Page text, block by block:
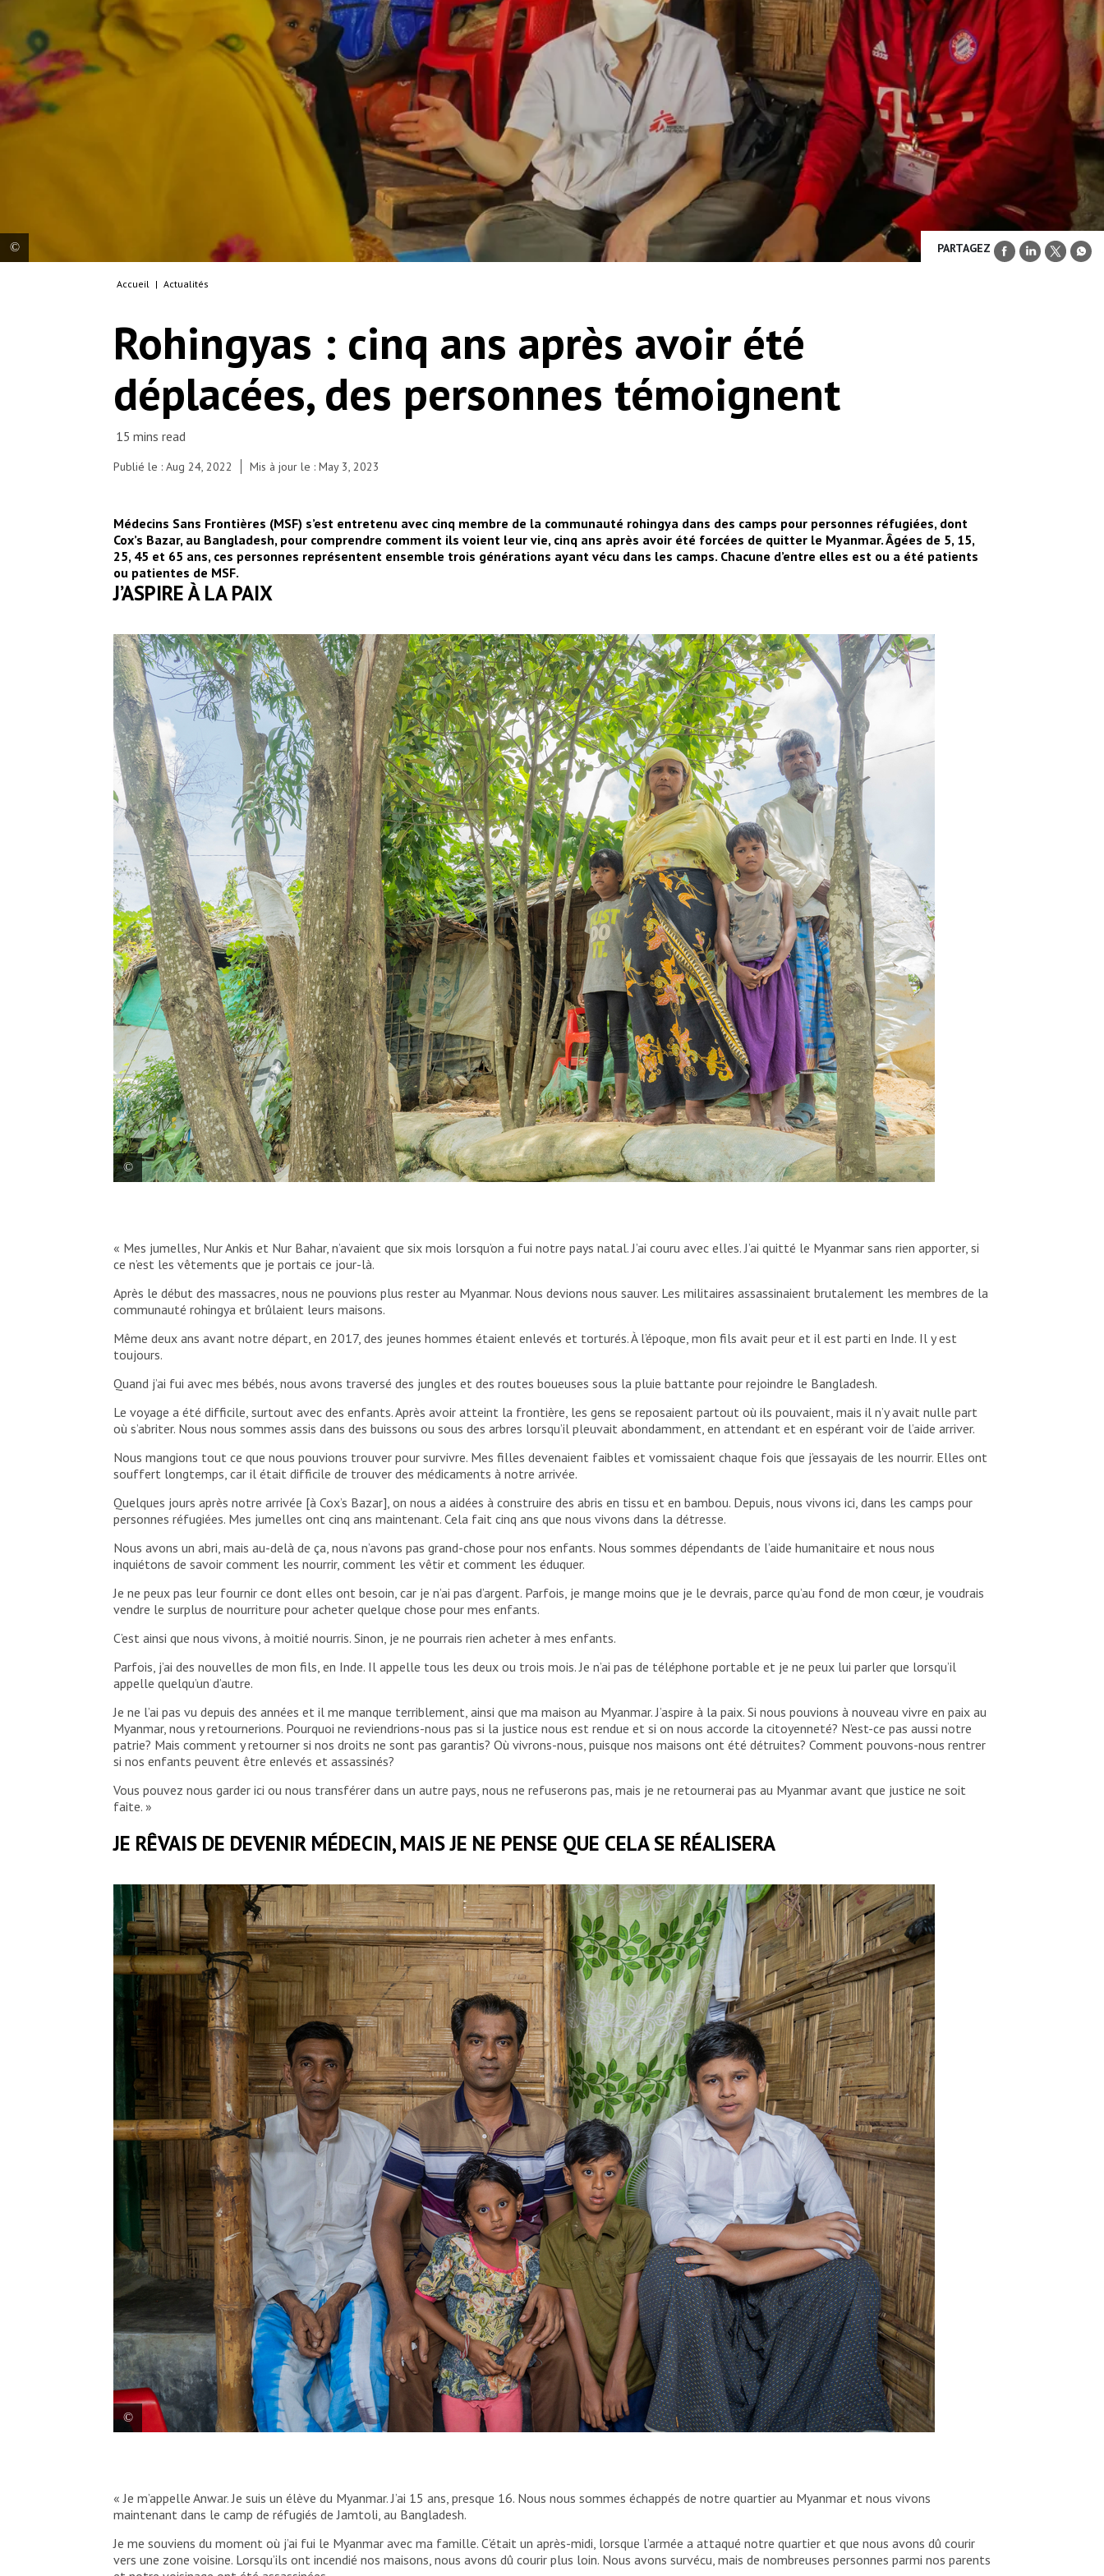
MSF Japan General Director Shinjiro Murata
interpreter following MSF’s health promotion
session for Rohingya women in the refugee camps
in Cox’s Bazar, Bangladesh. Health promoters
usually invite several families to a session, to
raise awareness around the importance of seeking
© Elizabeth Costa/MSF
PARTAGEZ
Accueil | Actualités
Rohingyas : cinq ans après avoir été
déplacées, des personnes témoignent
Publié le : Aug 24, 2022 Mis à jour le : May 3, 2023
Médecins Sans Frontières (MSF) s’est entretenu avec cinq membre de la communauté rohingya dans des camps pour personnes réfugiées, dont
Cox’s Bazar, au Bangladesh, pour comprendre comment ils voient leur vie, cinq ans après avoir été forcées de quitter le Myanmar. Âgées de 5, 15,
25, 45 et 65 ans, ces personnes représentent ensemble trois générations ayant vécu dans les camps. Chacune d’entre elles est ou a été patients
ou patientes de MSF.
J’ASPIRE À LA PAIX
Saikat Mojumder/MSF
« Mes jumelles, Nur Ankis et Nur Bahar, n’avaient que six mois lorsqu’on a fui notre pays natal. J’ai couru avec elles. J’ai quitté le Myanmar sans rien apporter, si
ce n’est les vêtements que je portais ce jour-là.
Après le début des massacres, nous ne pouvions plus rester au Myanmar. Nous devions nous sauver. Les militaires assassinaient brutalement les membres de la
communauté rohingya et brûlaient leurs maisons.
Même deux ans avant notre départ, en 2017, des jeunes hommes étaient enlevés et torturés. À l’époque, mon fils avait peur et il est parti en Inde. Il y est
toujours.
Quand j’ai fui avec mes bébés, nous avons traversé des jungles et des routes boueuses sous la pluie battante pour rejoindre le Bangladesh.
Le voyage a été difficile, surtout avec des enfants. Après avoir atteint la frontière, les gens se reposaient partout où ils pouvaient, mais il n’y avait nulle part
où s’abriter. Nous nous sommes assis dans des buissons ou sous des arbres lorsqu’il pleuvait abondamment, en attendant et en espérant voir de l’aide arriver.
Nous mangions tout ce que nous pouvions trouver pour survivre. Mes filles devenaient faibles et vomissaient chaque fois que j’essayais de les nourrir. Elles ont
souffert longtemps, car il était difficile de trouver des médicaments à notre arrivée.
Quelques jours après notre arrivée [à Cox’s Bazar], on nous a aidées à construire des abris en tissu et en bambou. Depuis, nous vivons ici, dans les camps pour
personnes réfugiées. Mes jumelles ont cinq ans maintenant. Cela fait cinq ans que nous vivons dans la détresse.
Nous avons un abri, mais au-delà de ça, nous n’avons pas grand-chose pour nos enfants. Nous sommes dépendants de l’aide humanitaire et nous nous
inquiétons de savoir comment les nourrir, comment les vêtir et comment les éduquer.
Je ne peux pas leur fournir ce dont elles ont besoin, car je n’ai pas d’argent. Parfois, je mange moins que je le devrais, parce qu’au fond de mon cœur, je voudrais
vendre le surplus de nourriture pour acheter quelque chose pour mes enfants.
C’est ainsi que nous vivons, à moitié nourris. Sinon, je ne pourrais rien acheter à mes enfants.
Parfois, j’ai des nouvelles de mon fils, en Inde. Il appelle tous les deux ou trois mois. Je n’ai pas de téléphone portable et je ne peux lui parler que lorsqu’il
appelle quelqu’un d’autre.
Je ne l’ai pas vu depuis des années et il me manque terriblement, ainsi que ma maison au Myanmar. J’aspire à la paix. Si nous pouvions à nouveau vivre en paix au
Myanmar, nous y retournerions. Pourquoi ne reviendrions-nous pas si la justice nous est rendue et si on nous accorde la citoyenneté? N’est-ce pas aussi notre
patrie? Mais comment y retourner si nos droits ne sont pas garantis? Où vivrons-nous, puisque nos maisons ont été détruites? Comment pouvons-nous rentrer
si nos enfants peuvent être enlevés et assassinés?
Vous pouvez nous garder ici ou nous transférer dans un autre pays, nous ne refuserons pas, mais je ne retournerai pas au Myanmar avant que justice ne soit
faite. »
JE RÊVAIS DE DEVENIR MÉDECIN, MAIS JE NE PENSE QUE CELA SE RÉALISERA
que prendra sa vie.
Saikat Mojumder/MSF
« Je m’appelle Anwar. Je suis un élève du Myanmar. J’ai 15 ans, presque 16. Nous nous sommes échappés de notre quartier au Myanmar et nous vivons
maintenant dans le camp de réfugiés de Jamtoli, au Bangladesh.
Je me souviens du moment où j’ai fui le Myanmar avec ma famille. C’était un après-midi, lorsque l’armée a attaqué notre quartier et que nous avons dû courir
vers une zone voisine. Lorsqu’ils ont incendié nos maisons, nous avons dû courir plus loin. Nous avons survécu, mais de nombreuses personnes parmi nos parents